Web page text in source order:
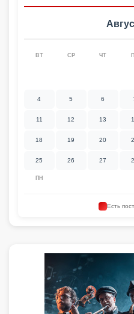
ПН
ВТ СР ЧТ
4 5 6
11 12 13
18 19 20
25 26 27
Есть